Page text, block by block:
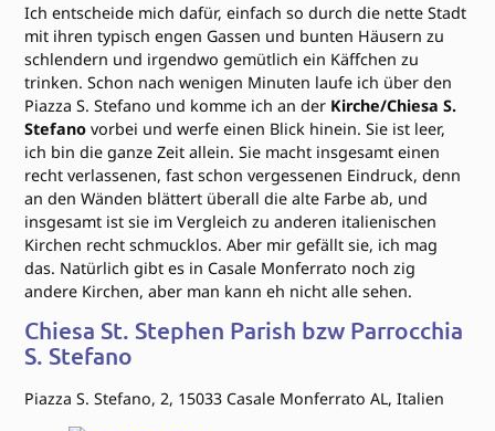
Ich entscheide mich dafür, einfach so durch die nette Stadt
mit ihren typisch engen Gassen und bunten Häusern zu
schlendern und irgendwo gemütlich ein Käffchen zu
trinken. Schon nach wenigen Minuten laufe ich über den
Piazza S. Stefano und komme ich an der Kirche/Chiesa S.
Stefano vorbei und werfe einen Blick hinein. Sie ist leer,
ich bin die ganze Zeit allein. Sie macht insgesamt einen
recht verlassenen, fast schon vergessenen Eindruck, denn
an den Wänden blättert überall die alte Farbe ab, und
insgesamt ist sie im Vergleich zu anderen italienischen
Kirchen recht schmucklos. Aber mir gefällt sie, ich mag
das. Natürlich gibt es in Casale Monferrato noch zig
andere Kirchen, aber man kann eh nicht alle sehen.
Chiesa St. Stephen Parish bzw Parrocchia
S. Stefano
Piazza S. Stefano, 2, 15033 Casale Monferrato AL, Italien